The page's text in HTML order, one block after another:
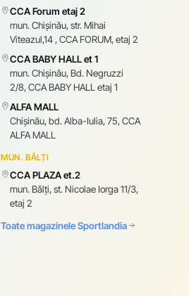
CCA Forum etaj 2
mun. Chişinău, str. Mihai
Viteazul,14 , CCA FORUM, etaj 2
CCA BABY HALL et 1
mun. Chişinău, Bd. Negruzzi
2/8, CCA BABY HALL etaj 1
ALFA MALL
Chișinău, bd. Alba-Iulia, 75, CCA
ALFA MALL
MUN. BĂLȚI
CCA PLAZA et.2
mun. Bălți, st. Nicolae Iorga 11/3,
etaj 2
Toate magazinele Sportlandia